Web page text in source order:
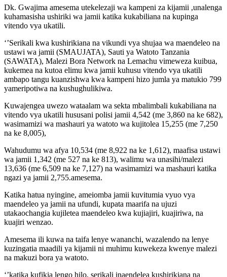
Dk. Gwajima amesema utekelezaji wa kampeni za kijamii ,unalenga
kuhamasisha ushiriki wa jamii katika kukabiliana na kupinga
vitendo vya ukatili.
‘’Serikali kwa kushirikiana na vikundi vya shujaa wa maendeleo na
ustawi wa jamii (SMAUJATA), Sauti ya Watoto Tanzania
(SAWATA), Malezi Bora Network na Lemachu vimeweza kuibua,
kukemea na kutoa elimu kwa jamii kuhusu vitendo vya ukatili
ambapo tangu kuanzishwa kwa kampeni hizo jumla ya matukio 799
yameripotiwa na kushughulikiwa.
Kuwajengea uwezo wataalam wa sekta mbalimbali kukabiliana na
vitendo vya ukatili hususani polisi jamii 4,542 (me 3,860 na ke 682),
wasimamizi wa mashauri ya watoto wa kujitolea 15,255 (me 7,250
na ke 8,005),
Wahudumu wa afya 10,534 (me 8,922 na ke 1,612), maafisa ustawi
wa jamii 1,342 (me 527 na ke 813), walimu wa unasihi/malezi
13,636 (me 6,509 na ke 7,127) na wasimamizi wa mashauri katika
ngazi ya jamii 2,755.amesema.
Katika hatua nyingine, ameiomba jamii kuvitumia vyuo vya
maendeleo ya jamii na ufundi, kupata maarifa na ujuzi
utakaochangia kujiletea maendeleo kwa kujiajiri, kuajiriwa, na
kuajiri wenzao.
Amesema ili kuwa na taifa lenye wananchi, wazalendo na lenye
kuzingatia maadili ya kijamii ni muhimu kuwekeza kwenye malezi
na makuzi bora ya watoto.
‘’katika kufikia lengo hilo, serikali inaendelea kushirikiana na